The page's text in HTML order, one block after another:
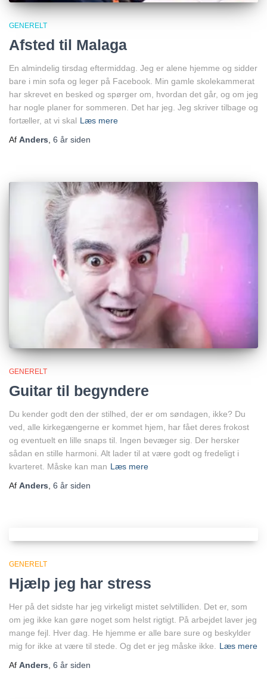
GENERELT
Afsted til Malaga
En almindelig tirsdag eftermiddag. Jeg er alene hjemme og sidder
bare i min sofa og leger på Facebook. Min gamle skolekammerat
har skrevet en besked og spørger om, hvordan det går, og om jeg
har nogle planer for sommeren. Det har jeg. Jeg skriver tilbage og
fortæller, at vi skal Læs mere
Af Anders, 6 år siden
GENERELT
Guitar til begyndere
Du kender godt den der stilhed, der er om søndagen, ikke? Du
ved, alle kirkegængerne er kommet hjem, har fået deres frokost
og eventuelt en lille snaps til. Ingen bevæger sig. Der hersker
sådan en stille harmoni. Alt lader til at være godt og fredeligt i
kvarteret. Måske kan man Læs mere
Af Anders 6 år siden
GENERELT
Hjælp jeg har stress
Her på det sidste har jeg virkeligt mistet selvtilliden. Det er, som
om jeg ikke kan gøre noget som helst rigtigt. På arbejdet laver jeg
mange fejl. Hver dag. He hjemme er alle bare sure og beskylder
mig for ikke at være til stede. Og det er jeg måske ikke.
Læs mere
Af Anders 6 år siden